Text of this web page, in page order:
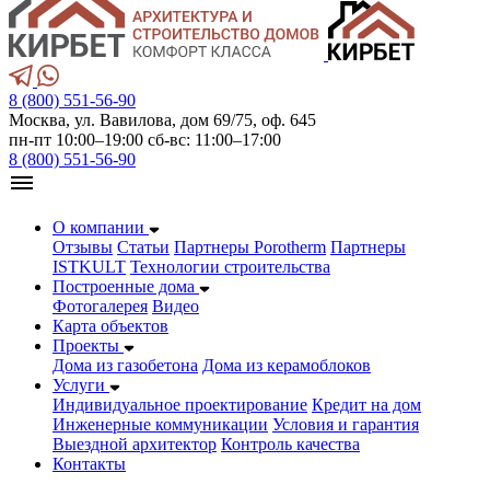
8 (800) 551-56-90
Москва, ул. Вавилова, дом 69/75, оф. 645
пн-пт 10:00–19:00 сб-вс: 11:00–17:00
8 (800) 551-56-90
О компании
Отзывы Статьи Партнеры Porotherm Партнеры
ISTKULT Технологии строительства
Построенные дома
Фотогалерея Видео
Карта объектов
Проекты
Дома из газобетонa Дома из керамоблоков
Услуги
Индивидуальное проектирование Кредит на дом
Инженерные коммуникации Условия и гарантия
Выездной архитектор Контроль качества
Контакты